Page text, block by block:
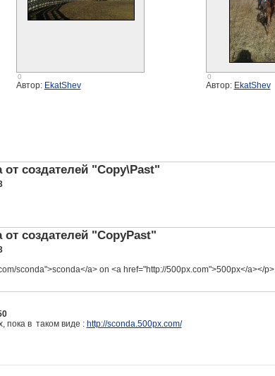
0
Автор: EkatShev
0
Автор: EkatShev
от создателей "Copy\Past"
от создателей "CopyPast"
sconda">sconda</a> on <a href="http://500px.com">500px</a></p>
пока в таком виде : http://sconda.500px.com/